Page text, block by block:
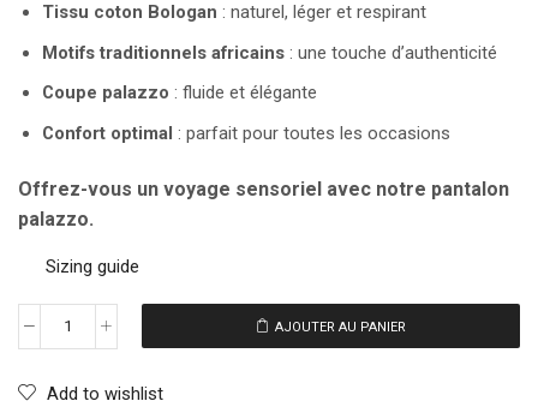
Tissu coton Bologan : naturel, léger et respirant
Motifs traditionnels africains : une touche d’authenticité
Coupe palazzo : fluide et élégante
Confort optimal : parfait pour toutes les occasions
Offrez-vous un voyage sensoriel avec notre pantalon
palazzo.
Sizing guide
AJOUTER AU PANIER
Add to wishlist